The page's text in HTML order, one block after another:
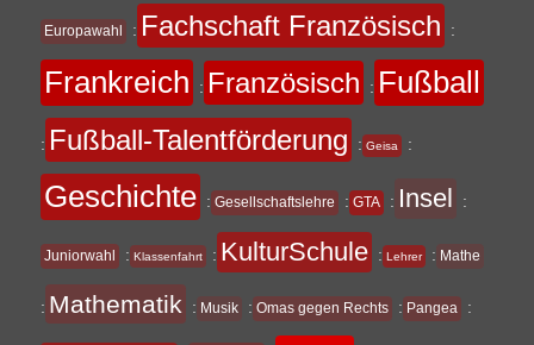
Europawahl : Fachschaft Französisch :
Frankreich : Französisch : Fußball
: Fußball-Talentförderung : Geisa :
Geschichte : Gesellschaftslehre : GTA : Insel :
Juniorwahl : Klassenfahrt : KulturSchule : Lehrer : Mathe
: Mathematik : Musik : Omas gegen Rechts : Pangea :